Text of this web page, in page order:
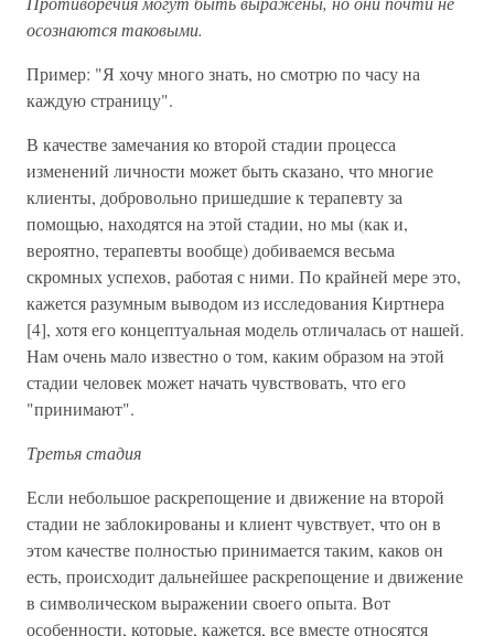
осознаются таковыми.
Пример: "Я хочу много знать, но смотрю по часу на
каждую страницу".
В качестве замечания ко второй стадии процесса
изменений личности может быть сказано, что многие
клиенты, добровольно пришедшие к терапевту за
помощью, находятся на этой стадии, но мы (как и,
вероятно, терапевты вообще) добиваемся весьма
скромных успехов, работая с ними. По крайней мере это,
кажется разумным выводом из исследования Киртнера
[4], хотя его концептуальная модель отличалась от нашей.
Нам очень мало известно о том, каким образом на этой
стадии человек может начать чувствовать, что его
"принимают".
Третья стадия
Если небольшое раскрепощение и движение на второй
стадии не заблокированы и клиент чувствует, что он в
этом качестве полностью принимается таким, каков он
есть, происходит дальнейшее раскрепощение и движение
в символическом выражении своего опыта. Вот
особенности, которые, кажется, все вместе относятся